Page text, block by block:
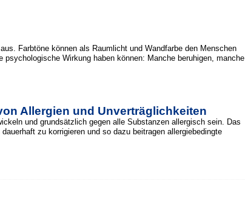
Farbtöne können als Raumlicht und Wandfarbe den Menschen
Wirkung haben können: Manche beruhigen, manche
Allergien und Unverträglichkeiten
und grundsätzlich gegen alle Substanzen allergisch sein. Das
zu korrigieren und so dazu beitragen allergiebedingte